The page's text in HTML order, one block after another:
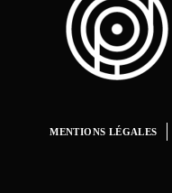
MENTIONS LÉGALES